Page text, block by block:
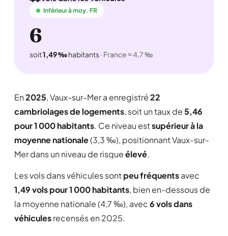
Inférieur à moy. FR
6
soit1,49 ‰habitants· France ≈ 4,7 ‰
En2025, Vaux-sur-Mer a enregistré22
cambriolages de logements, soit un taux de5,46
pour 1 000 habitants. Ce niveau estsupérieur à la
moyenne nationale(3,3 ‰), positionnant Vaux-sur-
Mer dans un niveau de risqueélevé.
Les vols dans véhicules sontpeu fréquentsavec
1,49 vols pour 1 000 habitants, bien en-dessous de
la moyenne nationale (4,7 ‰), avec6 vols dans
véhiculesrecensés en 2025.